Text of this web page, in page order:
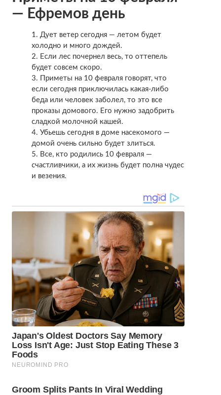
— Ефремов день
Дует ветер сегодня — летом будет
холодно и много дождей.
Если лес почернел весь, то оттепель
будет совсем скоро.
Приметы на 10 февраля говорят, что
если сегодня приключилась какая-либо
беда или человек заболел, то это все
проказы домового. Его нужно задобрить
сладкой молочной кашей.
Убьешь сегодня в доме насекомого —
домой очень сильно будет злиться.
Все, кто родились 10 февраля —
счастливчики, а их жизнь будет полна чудес
и везения.